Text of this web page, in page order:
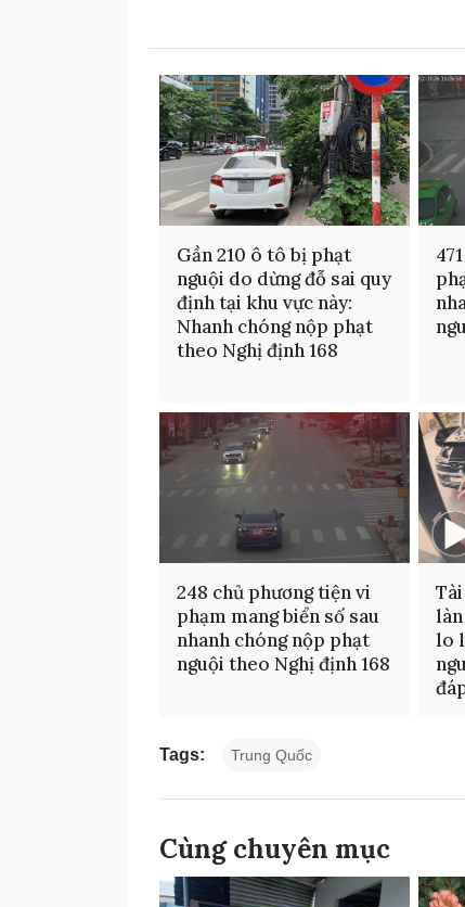
Gần 210 ô tô bị phạt
nguội do dừng đỗ sai quy
định tại khu vực này:
Nhanh chóng nộp phạt
theo Nghị định 168
248 chủ phương tiện vi
phạm mang biển số sau
nhanh chóng nộp phạt
nguội theo Nghị định 168
lo
Tags: Trung Quốc
Cùng chuyên mục